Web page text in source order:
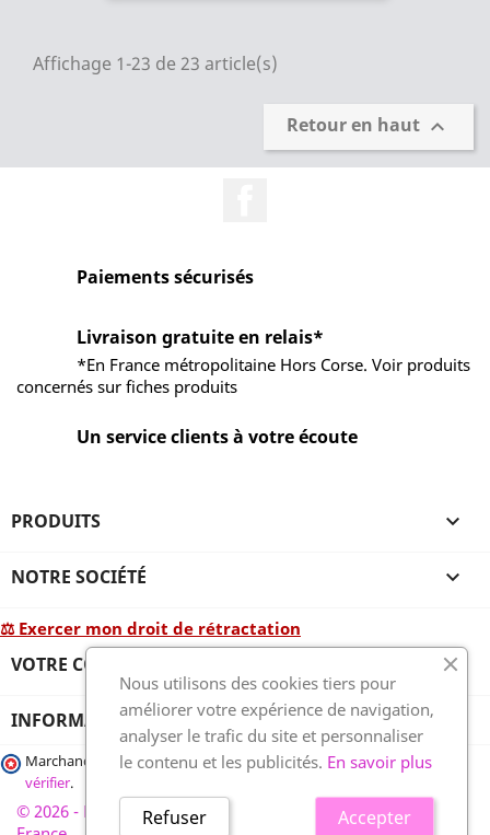
Affichage 1-23 de 23 article(s)
Retour en haut 
Paiements sécurisés
Livraison gratuite en relais*
*En France métropolitaine Hors Corse. Voir produits
concernés sur fiches produits
Un service clients à votre écoute
PRODUITS 
NOTRE SOCIÉTÉ 
⚖ Exercer mon droit de rétractation
VOTRE COMPTE 
INFORMATIONS
Marchand approuvé par la Société des Avis Garantis,cliquez ici pour
vérifier.
© 2026 - France-plaques-funéraires.fr, développé par Wess
Nous utilisons des cookies tiers pour
améliorer votre expérience de navigation,
analyser le trafic du site et personnaliser
le contenu et les publicités. En savoir plus
Accepter
Refuser